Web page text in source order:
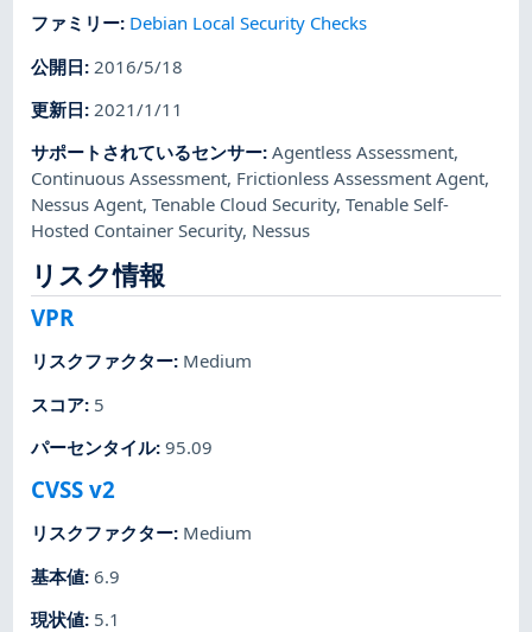
ファミリー: Debian Local Security Checks
公開日: 2016/5/18
更新日: 2021/1/11
サポートされているセンサー:Agentless Assessment,
Continuous Assessment, Frictionless Assessment Agent,
Nessus Agent,Tenable Cloud Security,Tenable Self-
Hosted Container Security, Nessus
リスク情報
VPR
リスクファクター: Medium
スコア: 5
パーセンタイル:95.09
CVSS v2
リスクファクター: Medium
基本値:6.9
現状値: 5.1